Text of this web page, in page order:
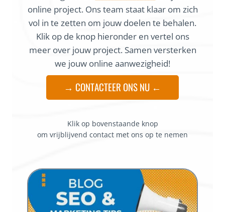
online project. Ons team staat klaar om zich
vol in te zetten om jouw doelen te behalen.
Klik op de knop hieronder en vertel ons
meer over jouw project. Samen versterken
we jouw online aanwezigheid!
→ CONTACTEER ONS NU ←
Klik op bovenstaande knop
om vrijblijvend contact met ons op te nemen